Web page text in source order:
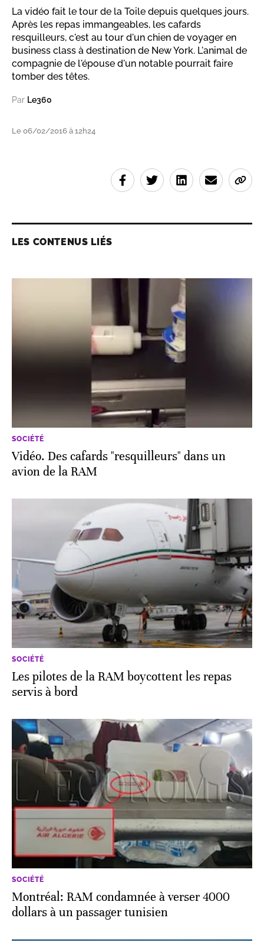
La vidéo fait le tour de la Toile depuis quelques jours.
Après les repas immangeables, les cafards
resquilleurs, c'est au tour d'un chien de voyager en
business class à destination de New York. L'animal de
compagnie de l'épouse d'un notable pourrait faire
tomber des têtes.
Par Le360
Le 06/02/2016 à 12h24
LES CONTENUS LIÉS
SOCIÉTÉ
Vidéo. Des cafards "resquilleurs" dans un
avion de la RAM
SOCIÉTÉ
Les pilotes de la RAM boycottent les repas
servis à bord
SOCIÉTÉ
Montréal: RAM condamnée à verser 4000
dollars à un passager tunisien